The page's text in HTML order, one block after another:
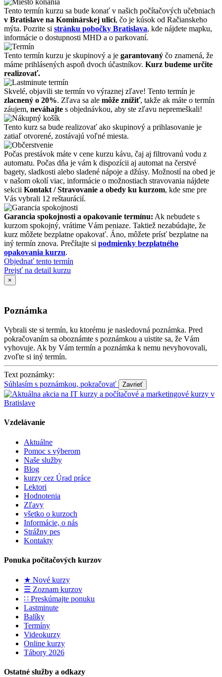
Tento termín kurzu sa bude konať v našich počítačových učebniach
v Bratislave na Kominárskej ulici, čo je kúsok od Račianskeho
mýta. Pozrite si stránku pobočky Bratislava, kde nájdete mapku,
informácie o dostupnosti MHD a o parkovaní.
Tento termín kurzu je skupinový a je garantovaný čo znamená, že
máme prihlásených aspoň dvoch účastníkov. Kurz budeme určite
realizovať.
Skvelé, objavili ste termín vo výraznej zľave! Tento termín je
zlacnený o 20%. Zľava sa ale môže znížiť, takže ak máte o termín
záujem, neváhajte s objednávkou, aby ste zľavu nepremeškali!
Tento kurz sa bude realizovať ako skupinový a prihlasovanie je
zatiaľ otvorené, zostávajú voľné miesta.
Počas prestávok máte v cene kurzu kávu, čaj aj filtrovanú vodu z
automatu. Počas dňa je vám k dispozícii aj automat na čerstvé
bagety, sladkosti alebo sladené nápoje a džúsy. Možností na obed je
v našom okolí viac, informácie o možnostiach stravovania nájdete
sekcii Kontakt / Stravovanie a obedy ku kurzom, kde sme pre
Vás vybrali 12 reštaurácií.
Garancia spokojnosti a opakovanie termínu: Ak nebudete s
kurzom spokojný, vrátime Vám peniaze. Taktiež nezabúdajte, že
kurz môžete bezplatne opakovať. Áno, môžete prísť bezplatne na
iný termín znova. Prečítajte si podmienky bezplatného
opakovania kurzu.
Objednať tento termín
Prejsť na detail kurzu
×
Poznámka
Vybrali ste si termín, ku ktorému je nasledovná poznámka. Pred
pokračovaním sa oboznámte s poznámkou a uistite sa, že Vám
vyhovuje. Ak by Vám termín a poznámka k nemu nevyhovovali,
zvoľte si iný termín.
Text poznámky:
Súhlasím s poznámkou, pokračovať
Vzdelávanie
Aktuálne
Pomoc s výberom
Naše služby
Blog
kurzy cez Úrad práce
Lektori
Hodnotenia
Zľavy
všetko o kurzoch
Informácie, o nás
Strážny pes
Kontakty
Ponuka počítačových kurzov
★ Nové kurzy
☰ Zoznam kurzov
∷ Preskúmajte ponuku
Lastminute
Balíky
Termíny
Videokurzy
Online kurzy
Tábory 2026
Ostatné služby a odkazy